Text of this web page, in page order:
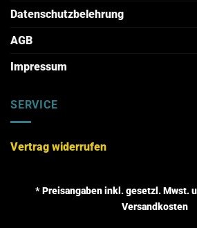
Datenschutzbelehrung
AGB
Impressum
SERVICE
Vertrag widerrufen
* Preisangaben inkl. gesetzl. Mwst.
Versandkosten